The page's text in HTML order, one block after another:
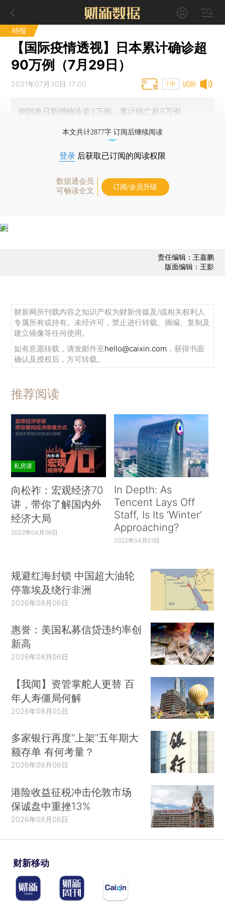
特报
【国际疫情透视】日本累计确诊超
90万例（7月29日）
试听
2021年07月30日 17:00 T中
伊朗单日新增确诊逾3万例，累计病亡超9万例
本文共计2877字 订阅后继续阅读
登录 后获取已订阅的阅读权限
数据通会员
可畅读全文
订阅/会员升级
责任编辑：王嘉鹏
版面编辑：王影
财新网所刊载内容之知识产权为财新传媒及/或相关权利人
专属所有或持有。未经许可，禁止进行转载、摘编、复制及
建立镜像等任何使用。
如有意愿转载，请发邮件至hello@caixin.com ，获得书面
确认及授权后，方可转载。
推荐阅读
私房课
向松祚：宏观经济70
讲，带你了解国内外
经济大局
2022年04月06日
In Depth: As
Tencent Lays Off
Staff, Is Its ‘Winter’
Approaching?
2022年04月01日
规避红海封锁 中国超大油轮
停靠埃及绕行非洲
2026年08月06日
惠誉：美国私募信贷违约率创
新高
2026年08月06日
【我闻】资管掌舵人更替 百
年人寿僵局何解
2026年08月05日
多家银行再度“上架”五年期大
额存单 有何考量？
2026年08月06日
港险收益征税冲击伦敦市场
保诚盘中重挫13%
2026年08月06日
财新移动